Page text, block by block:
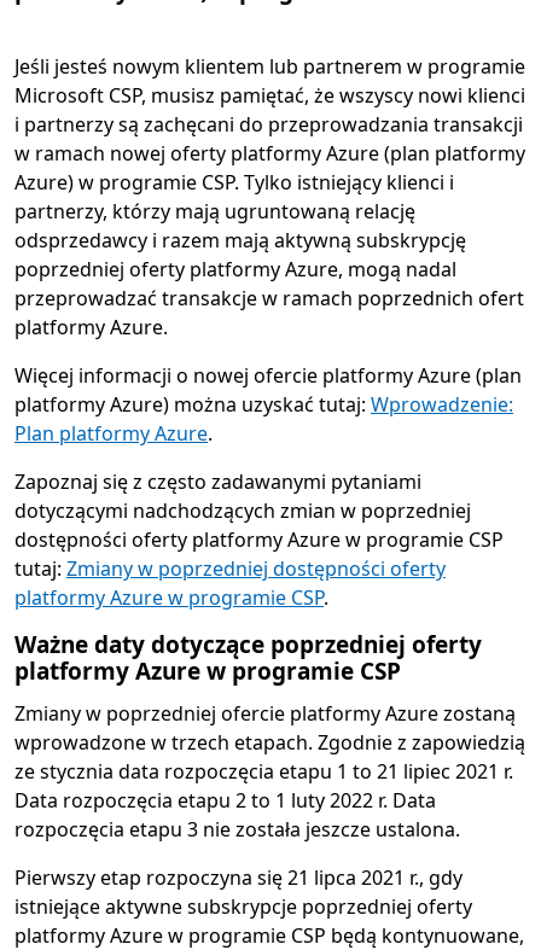
Jeśli jesteś nowym klientem lub partnerem w programie
Microsoft CSP, musisz pamiętać, że wszyscy nowi klienci
i partnerzy są zachęcani do przeprowadzania transakcji
w ramach nowej oferty platformy Azure (plan platformy
Azure) w programie CSP. Tylko istniejący klienci i
partnerzy, którzy mają ugruntowaną relację
odsprzedawcy i razem mają aktywną subskrypcję
poprzedniej oferty platformy Azure, mogą nadal
przeprowadzać transakcje w ramach poprzednich ofert
platformy Azure.
Więcej informacji o nowej ofercie platformy Azure (plan
platformy Azure) można uzyskać tutaj: Wprowadzenie:
Plan platformy Azure.
Zapoznaj się z często zadawanymi pytaniami
dotyczącymi nadchodzących zmian w poprzedniej
dostępności oferty platformy Azure w programie CSP
tutaj: Zmiany w poprzedniej dostępności oferty
platformy Azure w programie CSP.
Ważne daty dotyczące poprzedniej oferty
platformy Azure w programie CSP
Zmiany w poprzedniej ofercie platformy Azure zostaną
wprowadzone w trzech etapach. Zgodnie z zapowiedzią
ze stycznia data rozpoczęcia etapu 1 to 21 lipiec 2021 r.
Data rozpoczęcia etapu 2 to 1 luty 2022 r. Data
rozpoczęcia etapu 3 nie została jeszcze ustalona.
Pierwszy etap rozpoczyna się 21 lipca 2021 r., gdy
istniejące aktywne subskrypcje poprzedniej oferty
platformy Azure w programie CSP będą kontynuowane,